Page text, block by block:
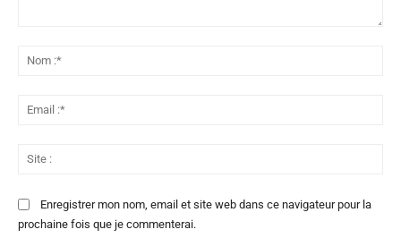
Enregistrer mon nom, email et site web dans ce navigateur pour la
prochaine fois que je commenterai.